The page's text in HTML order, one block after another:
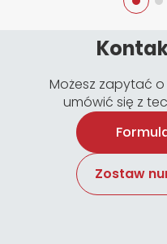
Możesz zapytać
umówić się z
Zostaw